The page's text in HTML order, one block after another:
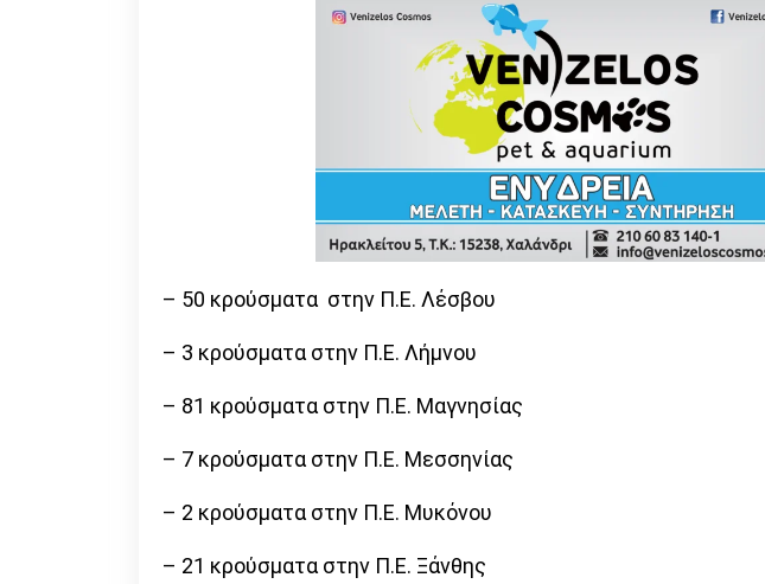
– 50 κρούσματα στην Π.Ε. Λέσβου
– 3 κρούσματα στην Π.Ε. Λήμνου
– 81 κρούσματα στην Π.Ε. Μαγνησίας
– 7 κρούσματα στην Π.Ε. Μεσσηνίας
– 2 κρούσματα στην Π.Ε. Μυκόνου
– 21 κρούσματα στην Π.Ε. Ξάνθης